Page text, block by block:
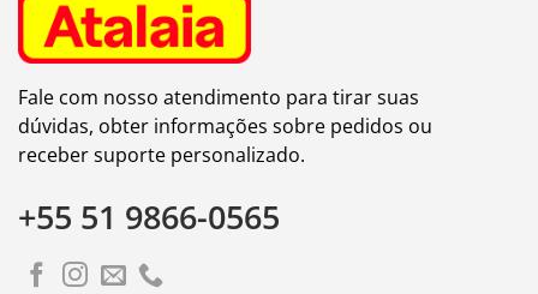
Fale com nosso atendimento para tirar suas
dúvidas, obter informações sobre pedidos ou
receber suporte personalizado.
+55 51 9866-0565